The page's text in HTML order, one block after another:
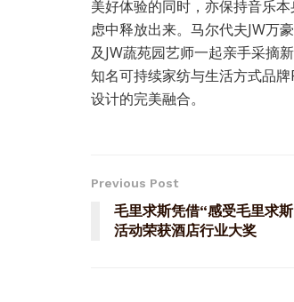
美好体验的同时，亦保持音乐
虑中释放出来。马尔代夫JW万
及JW蔬苑园艺师一起亲手采摘
知名可持续家纺与生活方式品
设计的完美融合。
Previous Post
毛里求斯凭借“感受毛里求
活动荣获酒店行业大奖